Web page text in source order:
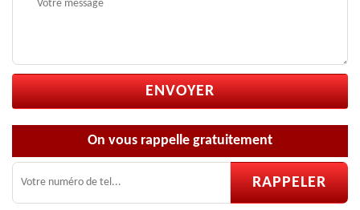
On vous rappelle gratuitement